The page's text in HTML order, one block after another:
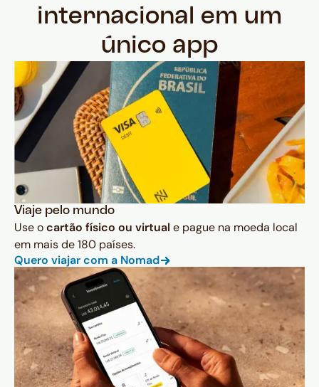
internacional em um
único app
Viaje pelo mundo
Use ocartão físico ou virtual e pague na moeda local
em mais de 180 países.
Quero viajar com a Nomad